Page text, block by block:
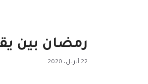
رمضان بين
22 أبريل، 2020